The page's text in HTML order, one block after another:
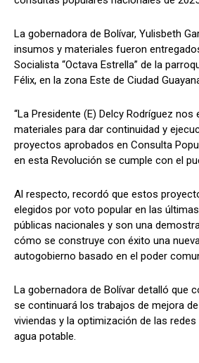
La gobernadora de Bolívar, Yulisbeth
insumos y materiales fueron
Socialista “Octava Estrella” de la
Félix, en la zona Este de Ciudad
“La Presidente (E) Delcy Rodríguez nos
materiales para dar continuidad y
proyectos aprobados en Consulta
en esta Revolución se cumple con el
Al respecto, recordó que estos
elegidos por voto popular en las
públicas nacionales y son una
cómo se construye con éxito una
autogobierno basado en el poder
La gobernadora de Bolívar detalló que
se continuará los trabajos de mejora
viviendas y la optimización de las
agua potable.